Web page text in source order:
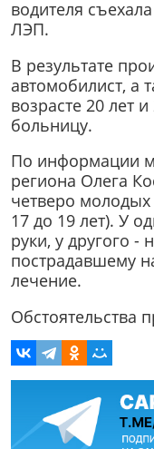
водителя
ЛЭП.
В результате
автомобилист, а
возрасте 20 лет
больницу.
По информации
региона Олега
четверо
17 до 19 лет). У
руки, у другого -
пострадавшему
лечение.
Обстоятельства